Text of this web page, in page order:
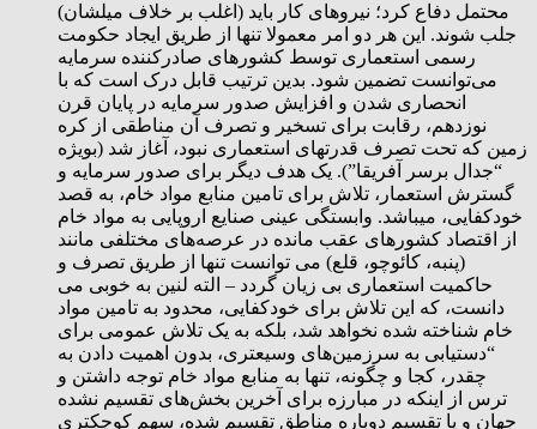
محتمل دفاع کرد؛ نیروهای کار باید (اغلب بر خلاف میلشان)
جلب شوند. این هر دو امر معمولا تنها از طریق ایجاد حکومت
رسمی استعماری توسط کشورهای صادرکننده سرمایه
می‌توانست تضمین شود. بدین ترتیب قابل درک است که با
انحصاری شدن و افزایش صدور سرمایه در پایان قرن
نوزدهم، رقابت برای تسخیر و تصرف آن مناطقی از کره
زمین که تحت تصرف قدرتهای استعماری نبود، آغاز شد (بویژه
“جدال برسر آفریقا”). یک هدف دیگر برای صدور سرمایه و
گسترش استعمار، تلاش برای تامین منابع مواد خام، به قصد
خودکفایی، میباشد. وابستگی عینی صنایع اروپایی به مواد خام
از اقتصاد کشورهای عقب مانده در عرصه‌های مختلفی مانند
(پنبه، کائوچو، قلع) می توانست تنها از طریق تصرف و
حاکمیت استعماری بی زیان گردد – الته لنین به خوبی می
دانست، که این تلاش برای خودکفایی، محدود به تامین مواد
خام شناخته شده نخواهد شد، بلکه به یک تلاش عمومی برای
“دستیابی به سرزمین‌های وسیعتری، بدون اهمیت دادن به
چقدر، کجا و چگونه، تنها به منابع مواد خام توجه داشتن و
ترس از اینکه در مبارزه برای آخرین بخش‌های تقسیم نشده
جهان و یا تقسیم دوباره مناطق تقسیم شده، سهم کوچکتری